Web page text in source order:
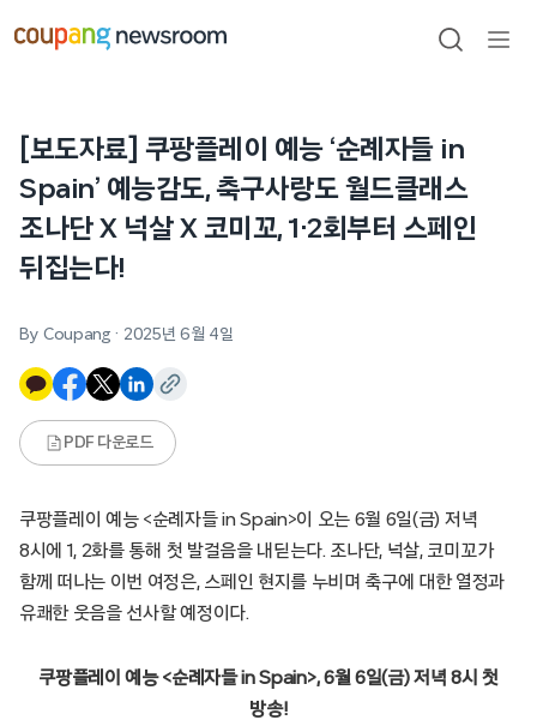
건너뛰기
검색
[보도자료] 쿠팡플레이 예능 ‘순례자들 in
Spain’ 예능감도, 축구사랑도 월드클래스
조나단 X 넉살 X 코미꼬, 1·2회부터 스페인
뒤집는다!
By Coupang · 2025년 6월 4일
PDF 다운로드
쿠팡플레이 예능 <순례자들 in Spain>이 오는 6월 6일(금) 저녁
8시에 1, 2화를 통해 첫 발걸음을 내딛는다. 조나단, 넉살, 코미꼬가
함께 떠나는 이번 여정은, 스페인 현지를 누비며 축구에 대한 열정과
유쾌한 웃음을 선사할 예정이다.
쿠팡플레이 예능 <순례자들 in Spain>, 6월 6일(금) 저녁 8시 첫
방송!